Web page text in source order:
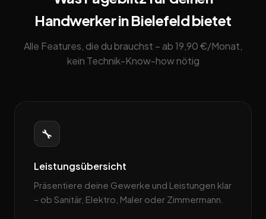
Handwerker in Bielefeld bietet
Alle Features, die du brauchst – ab 19,90 €/Monat,
kein Technik-Know-how nötig
🔧
Leistungsübersicht
Präsentiere deine Gewerke und Leistungen klar
– ob Sanitär, Elektro, Maler oder Zimmermann.